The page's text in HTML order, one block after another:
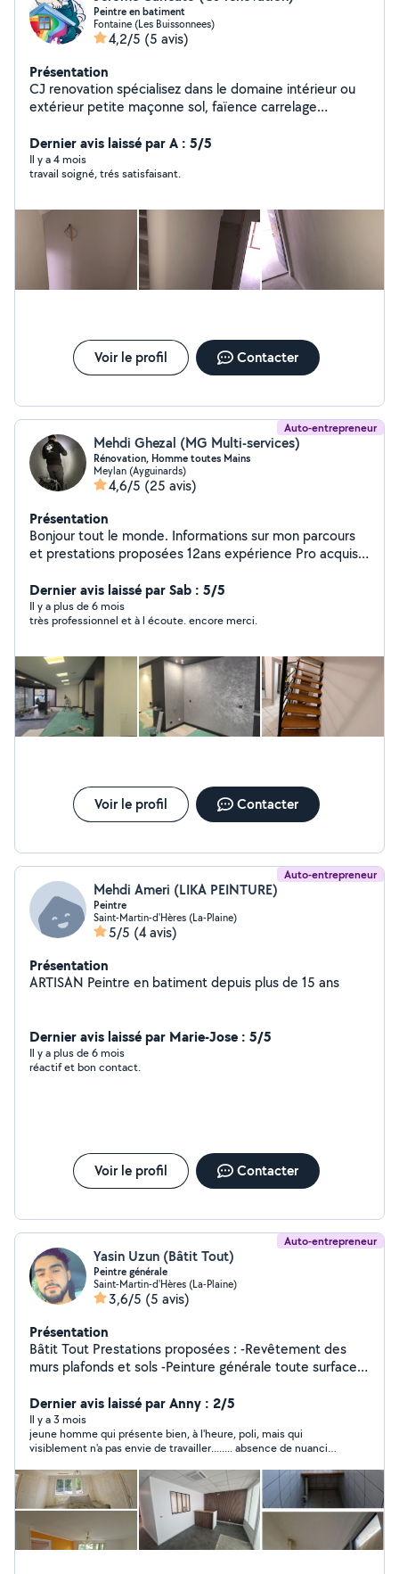
Peintre en batiment
Fontaine (Les Buissonnees)
4,2/5 (5 avis)
Présentation
CJ renovation spécialisez dans le domaine intérieur ou
extérieur petite maçonne sol, faïence carrelage
des supports (rebouchage, ponçage, finitions toile de
verre ) Travail propre, soigné et respect des délais
Intervention rapide Devis gratuit Sérieux, ponctuel et à
Dernier avis laissé par A : 5/5
Il y a 4 mois
travail soigné, trés satisfaisant.
Voir le profil Contacter
Auto-entrepreneur
Mehdi Ghezal (MG Multi-services)
Rénovation, Homme toutes Mains
Meylan (Ayguinards)
4,6/5 (25 avis)
Présentation
Bonjour tout le monde. Informations sur mon parcours
et prestations proposées 12ans expérience Pro acquise
vous soyez le plus satisfait de mes prestations :
honnêteté, rigueur, transparence, travail soigné.
L'entreprise MG Multi-services vous propose différentes
(peinture, entoilage, ponçage Etc...) -Menuiserie (
volets, fenêtre, porte, montage de meuble, cuisine
Etc..) - Nettoyage ( vitres, Diogène, graffitis, terrasse
Etc.. - Divers travaux (plomberie, serrurerie Etc...) Pour
particulier et professionnel Assurances responsabilité
services.
Dernier avis laissé par Sab : 5/5
Il y a plus de 6 mois
très professionnel et à l écoute. encore merci.
Voir le profil Contacter
Auto-entrepreneur
Mehdi Ameri (LIKA PEINTURE)
Peintre
Saint-Martin-d'Hères (La-Plaine)
5/5 (4 avis)
Présentation
ARTISAN Peintre en batiment depuis plus de 15 ans
Dernier avis laissé par Marie-Jose : 5/5
Il y a plus de 6 mois
réactif et bon contact.
Voir le profil Contacter
Auto-entrepreneur
Yasin Uzun (Bâtit Tout)
Peintre générale
Saint-Martin-d'Hères (La-Plaine)
3,6/5 (5 avis)
Présentation
Bâtit Tout Prestations proposées : -Revêtement des
murs plafonds et sols -Peinture générale toute surface -
Jointure et ratissage - Rénovation générale
Dernier avis laissé par Anny : 2/5
Il y a 3 mois
jeune homme qui présente bien, à l'heure, poli, mais qui
visiblement n'a pas envie de travailler........ absence de nuancier,
loi prévoit 30% et absence d'attestation d'assurance, ça
n'inspire pas confiance, je n'ai pas donné suite